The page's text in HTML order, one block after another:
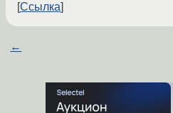
Ссылка
←